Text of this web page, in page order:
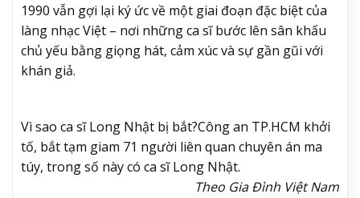
1990 vẫn gợi lại ký ức về một giai đoạn đặc biệt của
làng nhạc Việt – nơi những ca sĩ bước lên sân khấu
chủ yếu bằng giọng hát, cảm xúc và sự gần gũi với
khán giả.
Vì sao ca sĩ Long Nhật bị bắt?Công an TP.HCM khởi
tố, bắt tạm giam 71 người liên quan chuyên án ma
túy, trong số này có ca sĩ Long Nhật.
Theo Gia Đình Việt Nam